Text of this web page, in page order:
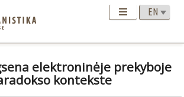
elektroninėje prekyboje
kontekste